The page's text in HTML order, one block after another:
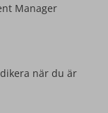
Manager
när du är